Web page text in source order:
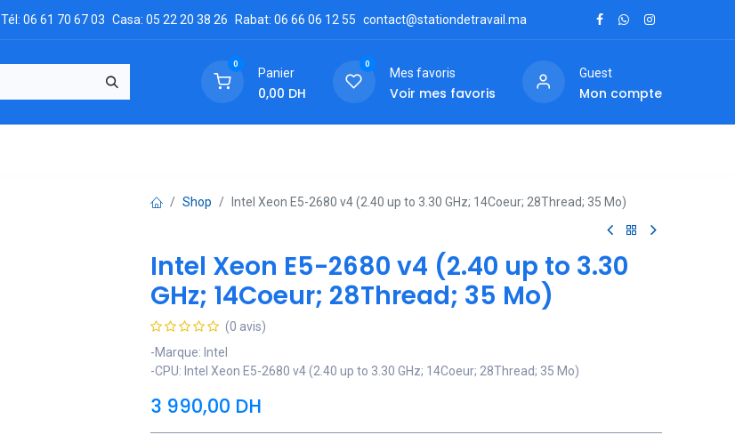
Tél: 06 61 70 67 03 Casa: 05 22 20 38 26 Rabat: 06 66 06 12 55 contact@stationdetravail.ma
0
Panier
0,00 DH
0
Mes favoris
Voir mes favoris
Guest
Mon compte
Shop Intel Xeon E5-2680 v4 (2.40 up to 3.30 GHz; 14Coeur; 28Thread; 35 Mo)
Intel Xeon E5-2680 v4 (2.40 up to 3.30
GHz; 14Coeur; 28Thread; 35 Mo)
(0 avis)
-Marque: Intel
-CPU: Intel Xeon E5-2680 v4 (2.40 up to 3.30 GHz; 14Coeur; 28Thread; 35 Mo)
3 990,00 DH